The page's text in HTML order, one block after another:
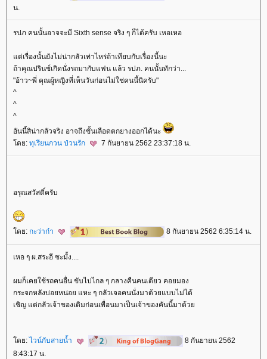
น.
รปภ คนนั้นอาจจะมี Sixth sense จริง ๆ ก็ได้ครับ เหอเหอ
ต่เรื่องนั้นยังไม่น่ากลัวเท่าไหร่ถ้าเทียบกับเรื่องนี้นะ
ถ้าคุณปรินซ์เกิดนั่งรถมากับแฟน แล้ว รปภ. คนนั้นทักว่า...
"อ้าว~พี่ คุณผู้หญิงที่เห็นวันก่อนไม่ใช่คนนี้นิครับ"
^
^
^
อันนี้สิน่ากลัวจริง อาจถึงขั้นเลือดตกยางออกได้นะ
ดย: ทุเรียนกวน ป่วนรัก 7 กันยายน 2562 23:37:18 น.
อรุณสวัสดิ์ครับ
ดย: กะว่าก๋า 8 กันยายน 2562 6:35:14 น.
เหอ ๆ ผ.สระอี ซะมั้ง....
ผมก็เคยใช้รถคนอื่น ขับไปไกล ๆ กลางคืนคนเดียว คอยมอง
กระจกหลังบ่อยหน่อย แหะ ๆ กลัวเจอคนนั่งมาด้วยแบบไม่ได้
เชิญ แต่กลัวเจ้าของเดิมก่อนเพื่อนมาเป็นเจ้าของคันนี้มาด้ว
ดย: ไวน์กับสายน้ำ
8 กันยายน 2562
8:43:17 น.